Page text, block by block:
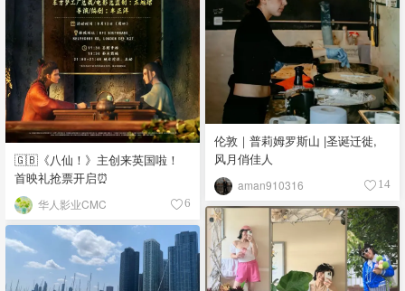
🇬🇧《八仙！》主创来英国啦！
首映礼抢票开启⏰
华人影业CMC 6
伦敦｜普莉姆罗斯山 |圣诞迁徙,
风月俏佳人
aman910316 14